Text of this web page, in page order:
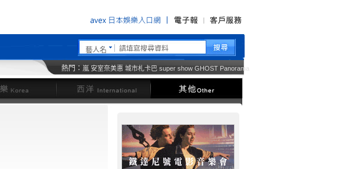
藝人名
熱門： 嵐 安室奈美惠 城市札卡巴 super show GHOST Panorama
韓樂 其他